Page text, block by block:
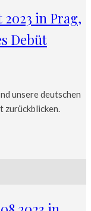
in Prag,
Debüt
unsere deutschen
zurückblicken.